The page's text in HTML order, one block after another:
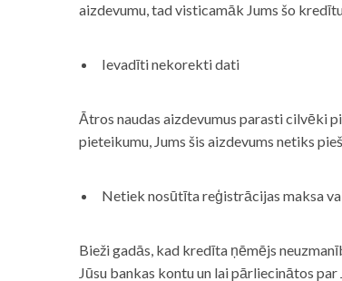
aizdevumu, tad visticamāk Jums šo
Ievadīti nekorekti dati
Ātros naudas aizdevumus parasti cilvēki
pieteikumu, Jums šis aizdevums netiks
Netiek nosūtīta reģistrācijas maksa
Bieži gadās, kad kredīta ņēmējs
Jūsu bankas kontu un lai pārliecinātos